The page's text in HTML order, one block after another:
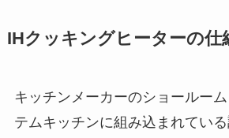
IHクッキングヒーターの仕
キッチンメーカーのショールー
テムキッチンに組み込まれてい